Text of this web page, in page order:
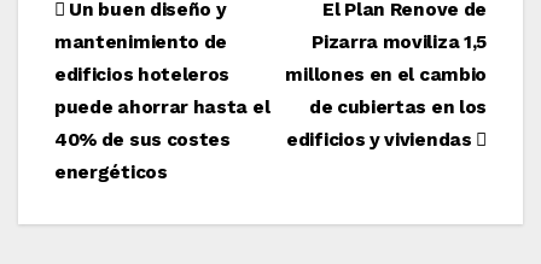
Navegación
de
entradas
El Plan Renove de
Pizarra moviliza 1,5
millones en el cambio
de cubiertas en los
edificios y viviendas
Un buen diseño y
mantenimiento de
edificios hoteleros
puede ahorrar hasta el
40% de sus costes
energéticos